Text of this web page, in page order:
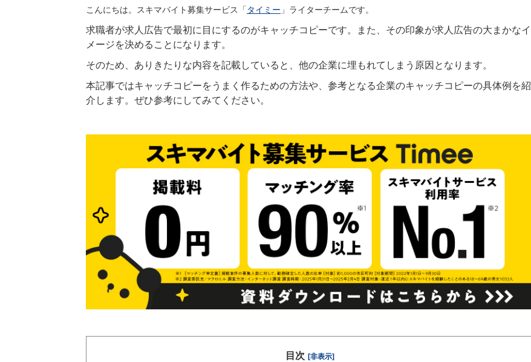
こんにちは。スキマバイト募集サービス「 タイミー 」ライターチームです。
求職者が求人広告で最初に目にするのがキャッチコピーです。また、その印象が求人広告の大まかなイ
メージを決めることになります。
そのため、ありきたりな内容を記載していると、他の企業に埋もれてしまう原因となります。
本記事ではキャッチコピーをうまく作るための方法や、参考となる企業のキャッチコピーの具体例を紹
介します。ぜひ参考にしてみてください。
目次 [非表示]